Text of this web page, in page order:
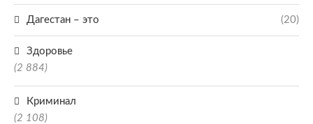
Дагестан – это (20)
Здоровье
(2 884)
Криминал
(2 108)